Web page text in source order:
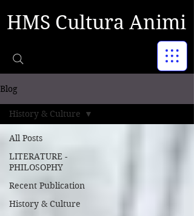
HMS Cultura Animi
Blog
All Posts
LITERATURE -
PHILOSOPHY
Recent Publication
History & Culture
History & Culture